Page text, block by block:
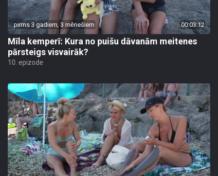
pirms 3 gadiem, 3 mēnešiem 00:03:12
Mīla kemperī: Kura no puišu dāvanām meitenes
pārsteigs visvairāk?
10. epizode